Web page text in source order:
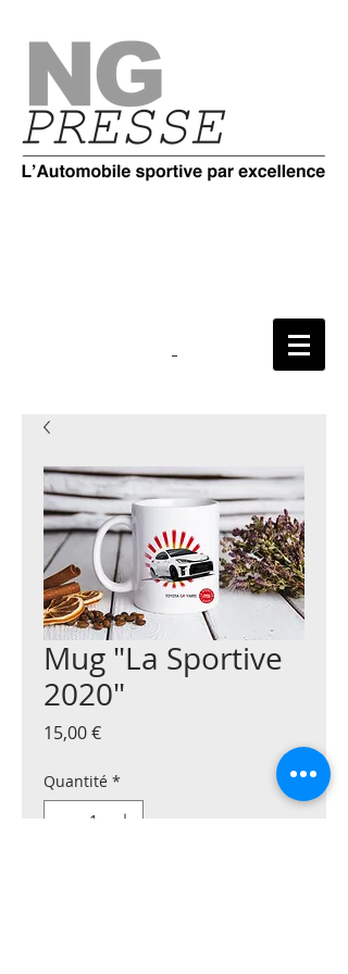
Mug "La Sportive
2020"
15,00 €Prix
Quantité *